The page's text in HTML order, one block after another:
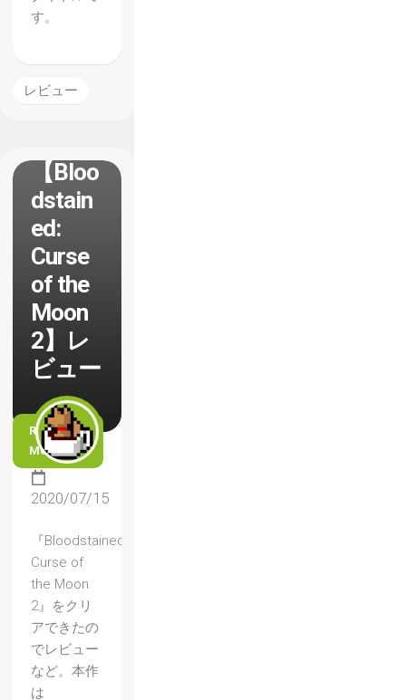
す。
レビュー
【Bloo
dstain
ed:
Curse
of the
Moon
2】レ
ビュー
READ
MORE
2020/07/15
『Bloodstained:
Curse of
the Moon
2』をクリ
アできたの
でレビュー
など。本作
は